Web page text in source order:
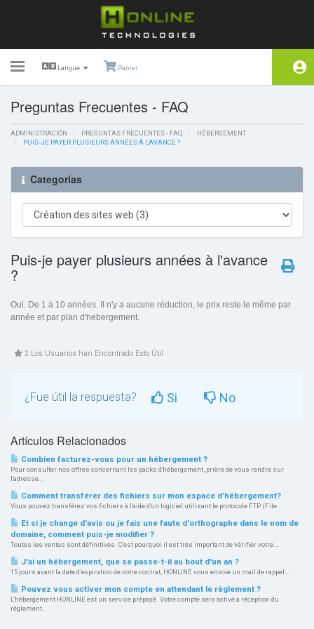
Toggle
Langue Panier
Área de Clientes
Tienda
Preguntas Frecuentes -
Afiliaciones
Preguntas Frecuentes - FAQ
ADMINISTRACIÓN PREGUNTAS FRECUENTES - FAQ
HÉBERGEMENT
PUIS-JE PAYER PLUSIEURS ANNÉES À L'AVANCE ?
Categorías
Puis-je payer plusieurs années à l'avance
?
Oui. De 1 à 10 années. Il n'y a aucune réduction, le prix reste le même par
année et par plan d'hebergement.
2 Los Usuarios han Encontrado Esto Útil
¿Fue útil la respuesta? Si No
Artículos Relacionados
Combien facturez-vous pour un hébergement ?
Pour consulter nos offres concernant les packs d'hébergement, prière de vous rendre sur
l'adresse...
Comment transférer des fichiers sur mon espace d’hébergement?
Vous pouvez transférez vos fichiers à l'aide d'un logiciel utilisant le protocole FTP (File...
Et si je change d'avis ou je fais une faute d'orthographe dans le nom de
domaine, comment puis-je modifier ?
Toutes les ventes sont définitives. C'est pourquoi il est très important de vérifier votre...
J'ai un hébergement, que se passe-t-il au bout d'un an ?
15 jours avant la date d’expiration de votre contrat, HONLINE vous envoie un mail de rappel....
Pouvez vous activer mon compte en attendant le règlement ?
L'hébergement HONLINE est un service prépayé. Votre compte sera activé à réception du
règlement.